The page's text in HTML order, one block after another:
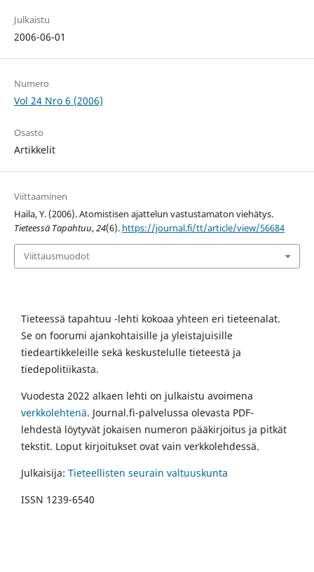
Julkaistu
2006-06-01
Numero
Vol 24 Nro 6 (2006)
Osasto
Artikkelit
Viittaaminen
Haila, Y. (2006). Atomistisen ajattelun vastustamaton viehätys.
Tieteessä Tapahtuu,24(6). https://journal.fi/tt/article/view/56684
Viittausmuodot
Tieteessä tapahtuu -lehti kokoaa yhteen eri tieteenalat.
Se on foorumi ajankohtaisille ja yleistajuisille
tiedeartikkeleille sekä keskustelulle tieteestä ja
tiedepolitiikasta.
Vuodesta 2022 alkaen lehti on julkaistu avoimena
verkkolehtenä. Journal.fi-palvelussa olevasta PDF-
lehdestä löytyvät jokaisen numeron pääkirjoitus ja pitkät
tekstit. Loput kirjoitukset ovat vain verkkolehdessä.
Julkaisija: Tieteellisten seurain valtuuskunta
ISSN 1239-6540